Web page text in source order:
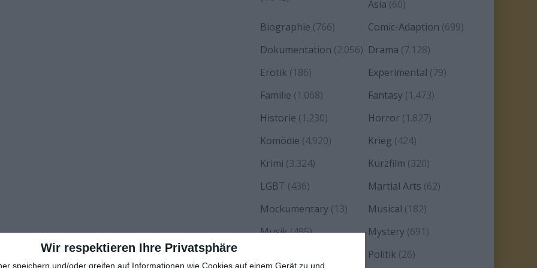
Wir respektieren Ihre Privatsphäre
speichern und/oder greifen auf Informationen wie Cookies auf einem Gerät zu und
Asia (60)
Biographie (766) Comic-Adaption (699)
Dokumentation (2.056) Drama (7.128)
Erotik (186) Experimental (79)
Familie (1.068) Fantasy (1.473)
Historie (1.230) Horror (1.827)
Komödie (4.920) Krieg (424)
Krimi (3.324) Kurzfilm (320)
LGBT (436) Martial Arts (62)
Mockumentary (13) Musical (182)
Musik(495) Mystery (691)
Politik (26)